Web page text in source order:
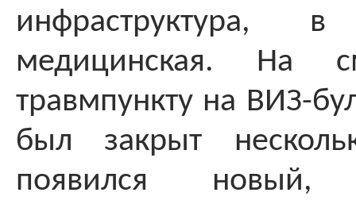
инфраструктура,
медицинская. На
травмпункту на ВИЗ-
был закрыт
появился новый,